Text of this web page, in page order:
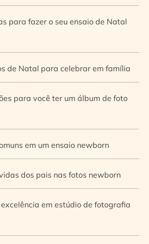
para fazer o seu ensaio de Natal
de Natal para celebrar em família
para você ter um álbum de foto
em um ensaio newborn
dos pais nas fotos newborn
em estúdio de fotografia